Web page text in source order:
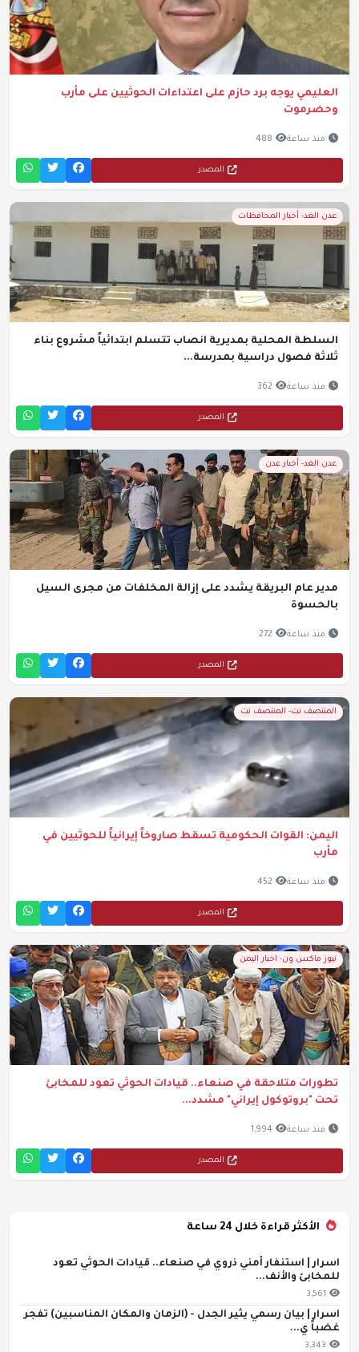
العليمي يوجه برد حازم على اعتداءات الحوثيين على مأرب
وحضرموت
منذ ساعة 488
المصدر
عدن الغد- أخبار المحافظات
السلطة المحلية بمديرية انصاب تتسلم ابتدائياً مشروع بناء
ثلاثة فصول دراسية بمدرسة...
منذ ساعة 362
المصدر
عدن الغد- أخبار عدن
مدير عام البريقة يشدد على إزالة المخلفات من مجرى السيل
بالحسوة
منذ ساعة 272
المصدر
المنتصف نت- المنتصف نت
اليمن: القوات الحكومية تسقط صاروخاً إيرانياً للحوثيين في
مأرب
منذ ساعة 452
المصدر
نيوز ماكس ون- اخبار اليمن
تطورات متلاحقة في صنعاء.. قيادات الحوثي تعود للمخابئ
تحت "بروتوكول إيراني" مشدد...
منذ ساعة 1,994
المصدر
الأكثر قراءة خلال 24 ساعة
اسرار | استنفار أمني ذروي في صنعاء.. قيادات الحوثي تعود
للمخابئ والأنف...
3,561
اسرار | بيان رسمي يثير الجدل - (الزمان والمكان المناسبين) تفجر
غضباً ي...
3,343